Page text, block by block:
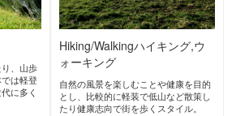
MATSUMOTO WA
マツモトワックス
Japan
mountain-product
s.com books
マウンテンプロダクツドッ